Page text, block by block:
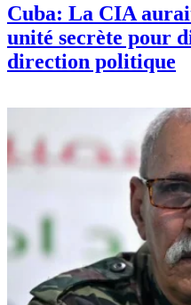
Cuba: La CIA
unité secrète pour
direction politique